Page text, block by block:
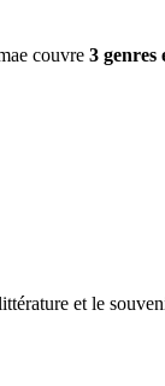
couvre 3 genres
et le